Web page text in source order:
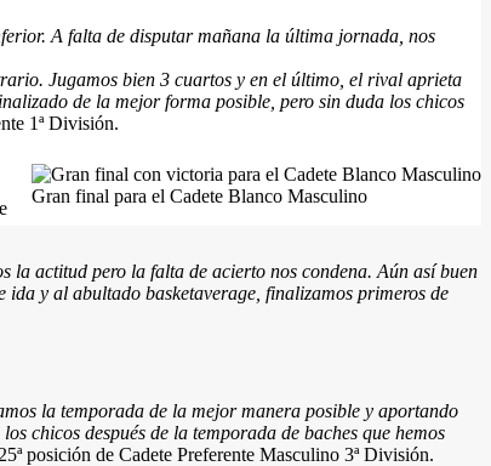
A falta de disputar mañana la última jornada, nos
Jugamos bien 3 cuartos y en el último, el rival aprieta
de la mejor forma posible, pero sin duda los chicos
1ª División.
Gran final para el Cadete Blanco Masculino
la actitud pero la falta de acierto nos condena. Aún así buen
y al abultado basketaverage, finalizamos primeros de
la temporada de la mejor manera posible y aportando
chicos después de la temporada de baches que hemos
posición de Cadete Preferente Masculino 3ª División.